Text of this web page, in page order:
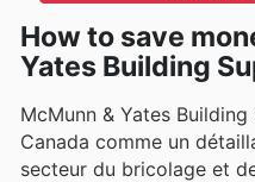
How to save
Yates Building
McMunn & Yates
Canada comme un
secteur du bricolage et